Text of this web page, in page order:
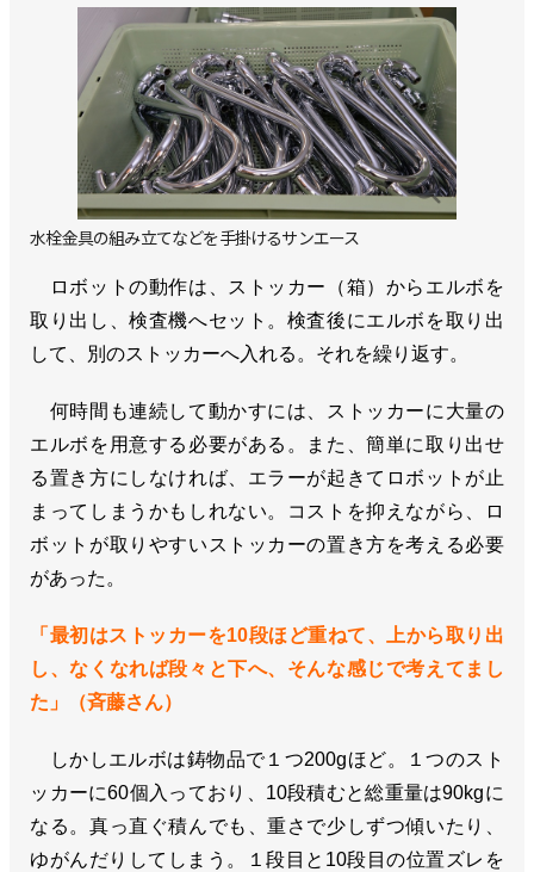
水栓金具の組み立てなどを手掛けるサンエース
ロボットの動作は、ストッカー（箱）からエルボを
取り出し、検査機へセット。検査後にエルボを取り出
して、別のストッカーへ入れる。それを繰り返す。
何時間も連続して動かすには、ストッカーに大量の
エルボを用意する必要がある。また、簡単に取り出せ
る置き方にしなければ、エラーが起きてロボットが止
まってしまうかもしれない。コストを抑えながら、ロ
ボットが取りやすいストッカーの置き方を考える必要
があった。
「最初はストッカーを10段ほど重ねて、上から取り出
し、なくなれば段々と下へ、そんな感じで考えてまし
た」（斉藤さん）
しかしエルボは鋳物品で１つ200gほど。１つのスト
ッカーに60個入っており、10段積むと総重量は90kgに
なる。真っ直ぐ積んでも、重さで少しずつ傾いたり、
ゆがんだりしてしまう。１段目と10段目の位置ズレを